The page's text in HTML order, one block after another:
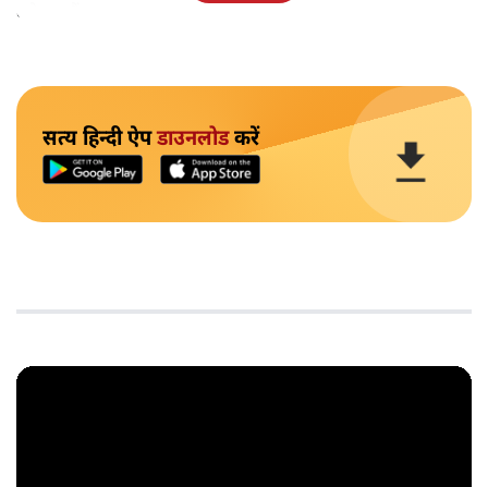
बने हुए हैं।
सत्य हिन्दी ऐपडाउनलोडकरें